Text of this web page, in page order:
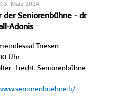
März 2024
der Seniorenbühne - dr
Adonis
Triesen
Uhr
Liecht. Seniorenbühne